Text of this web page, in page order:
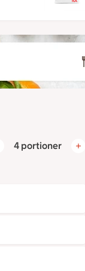
4 portioner